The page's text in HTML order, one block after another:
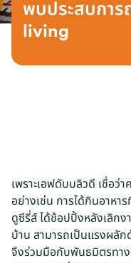
พบประสบกา
living
เพราะเอฟดับบลิวดี เชื่อว่
อย่างเช่น การได้กินอาหา
ดูซีรี่ส์ ได้ช้อปปิ้งหลังเลิกง
บ้าน สามารถเป็นแรงผลัก
จึงร่วมมือกับพันธมิตรทาง